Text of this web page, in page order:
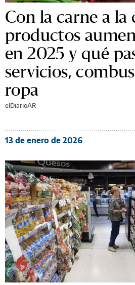
Con la carne a la
productos
en 2025 y qué
servicios,
ropa
elDiarioAR
13 de enero de 2026